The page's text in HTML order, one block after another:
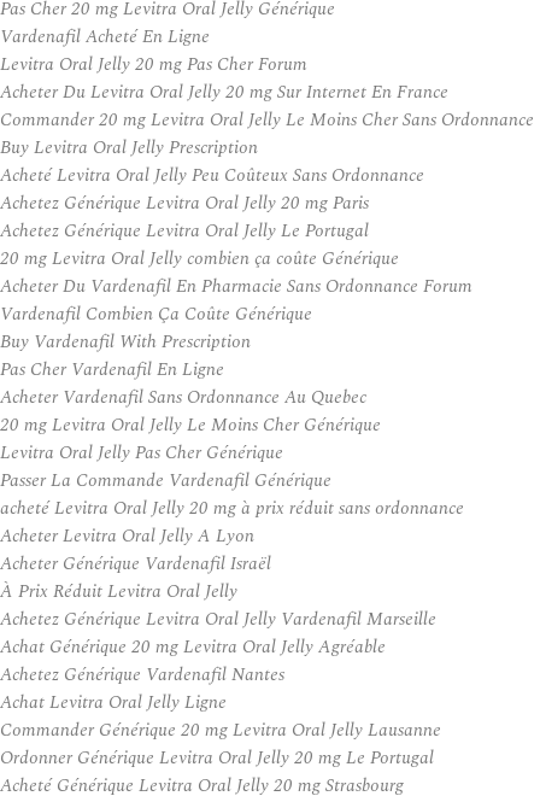
Pas Cher 20 mg Levitra Oral Jelly Générique
Vardenafil Acheté En Ligne
Levitra Oral Jelly 20 mg Pas Cher Forum
Acheter Du Levitra Oral Jelly 20 mg Sur Internet En France
Commander 20 mg Levitra Oral Jelly Le Moins Cher Sans Ordonnance
Buy Levitra Oral Jelly Prescription
Acheté Levitra Oral Jelly Peu Coûteux Sans Ordonnance
Achetez Générique Levitra Oral Jelly 20 mg Paris
Achetez Générique Levitra Oral Jelly Le Portugal
20 mg Levitra Oral Jelly combien ça coûte Générique
Acheter Du Vardenafil En Pharmacie Sans Ordonnance Forum
Vardenafil Combien Ça Coûte Générique
Buy Vardenafil With Prescription
Pas Cher Vardenafil En Ligne
Acheter Vardenafil Sans Ordonnance Au Quebec
20 mg Levitra Oral Jelly Le Moins Cher Générique
Levitra Oral Jelly Pas Cher Générique
Passer La Commande Vardenafil Générique
acheté Levitra Oral Jelly 20 mg à prix réduit sans ordonnance
Acheter Levitra Oral Jelly A Lyon
Acheter Générique Vardenafil Israël
À Prix Réduit Levitra Oral Jelly
Achetez Générique Levitra Oral Jelly Vardenafil Marseille
Achat Générique 20 mg Levitra Oral Jelly Agréable
Achetez Générique Vardenafil Nantes
Achat Levitra Oral Jelly Ligne
Commander Générique 20 mg Levitra Oral Jelly Lausanne
Ordonner Générique Levitra Oral Jelly 20 mg Le Portugal
Acheté Générique Levitra Oral Jelly 20 mg Strasbourg